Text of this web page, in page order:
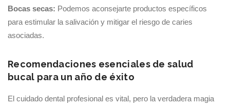
Bocas secas: Podemos aconsejarte productos específicos
para estimular la salivación y mitigar el riesgo de caries
asociadas.
Recomendaciones esenciales de salud
bucal para un año de éxito
El cuidado dental profesional es vital, pero la verdadera magia